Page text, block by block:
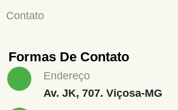
Contato
Formas De Contato
Endereço
Av. JK, 707. Viçosa-MG